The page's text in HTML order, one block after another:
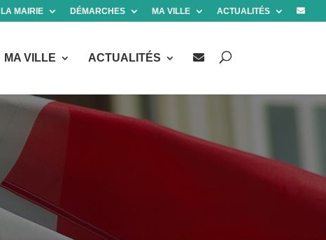
LA MAIRIE DÉMARCHES MA VILLE ACTUALITÉS
MA VILLE ACTUALITÉS